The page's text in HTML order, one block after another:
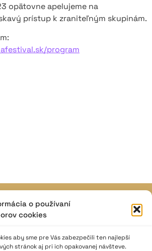
o používaní
cookies
aby sme pre Vás zabezpečili ten najlepší
stránok aj pri ich opakovanej návšteve.
opätovne apelujeme na
prístup k zraniteľným skupinám.
program